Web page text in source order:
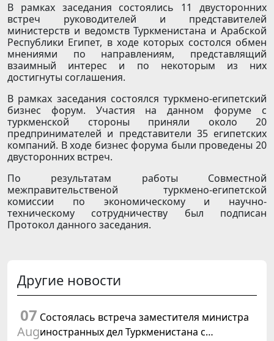
В рамках заседания состоялись 11 двусторонних
встреч руководителей и представителей
министерств и ведомств Туркменистана и Арабской
Республики Египет, в ходе которых состолся обмен
мнениями по направлениям, представлящий
взаимный интерес и по некоторым из них
достигнуты соглашения.
В рамках заседания состоялся туркмено-египетский
бизнес форум. Участия на данном форуме с
туркменской стороны приняли около 20
предпринимателей и представители 35 египетских
компаний. В ходе бизнес форума были проведены 20
двусторонних встреч.
По результатам работы Совместной
межправительственой туркмено-египетской
комиссии по экономическому и научно-
техническому сотрудничеству был подписан
Протокол данного заседания.
Другие новости
07
Aug
Состоялась встреча заместителя министра
иностранных дел Туркменистана с